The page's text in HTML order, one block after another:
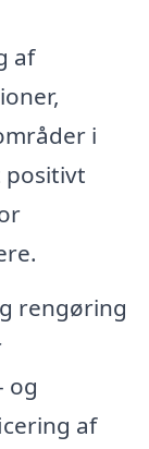
af
i
positivt
rengøring
og
af